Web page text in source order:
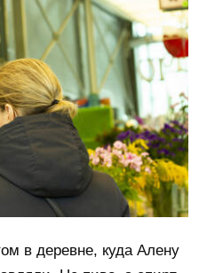
в деревне, куда Алену